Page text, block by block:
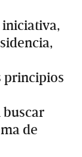
principios
de